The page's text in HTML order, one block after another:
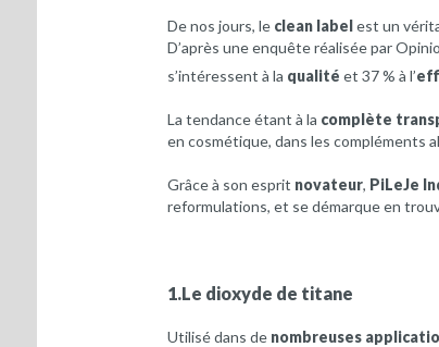
De nos jours, le clean labelest un
D’après une enquête réalisée par
s’intéressent à la qualité et 37 % à l’
La tendance étant à la complète
en cosmétique, dans les compléments
Grâce à son esprit novateur, PiLeJe
reformulations, et se démarque en
1.Le dioxyde de titane
Utilisé dans de nombreuses